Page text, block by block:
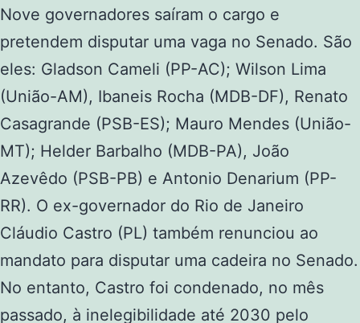
Nove governadores saíram o cargo e
pretendem disputar uma vaga no Senado. São
eles: Gladson Cameli (PP-AC); Wilson Lima
(União-AM), Ibaneis Rocha (MDB-DF), Renato
Casagrande (PSB-ES); Mauro Mendes (União-
MT); Helder Barbalho (MDB-PA), João
Azevêdo (PSB-PB) e Antonio Denarium (PP-
RR). O ex-governador do Rio de Janeiro
Cláudio Castro (PL) também renunciou ao
mandato para disputar uma cadeira no Senado.
No entanto, Castro foi condenado, no mês
passado, à inelegibilidade até 2030 pelo